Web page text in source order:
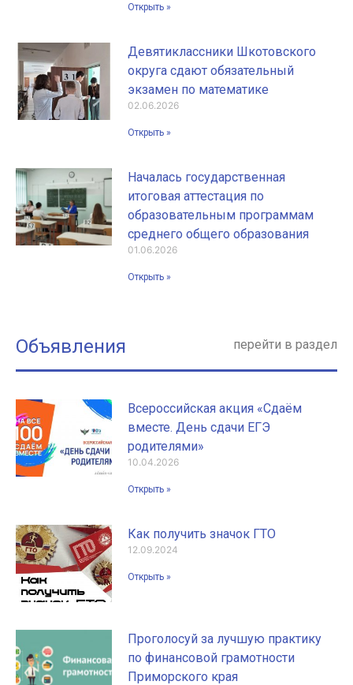
Открыть »
Девятиклассники Шкотовского
округа сдают обязательный
экзамен по математике
02.06.2026
Открыть »
Началась государственная
итоговая аттестация по
образовательным программам
среднего общего образования
01.06.2026
Открыть »
Объявления перейти в раздел
Всероссийская акция «Сдаём
вместе. День сдачи ЕГЭ
родителями»
10.04.2026
Открыть »
Как получить значок ГТО
12.09.2024
Открыть »
Проголосуй за лучшую практику
по финансовой грамотности
Приморского края